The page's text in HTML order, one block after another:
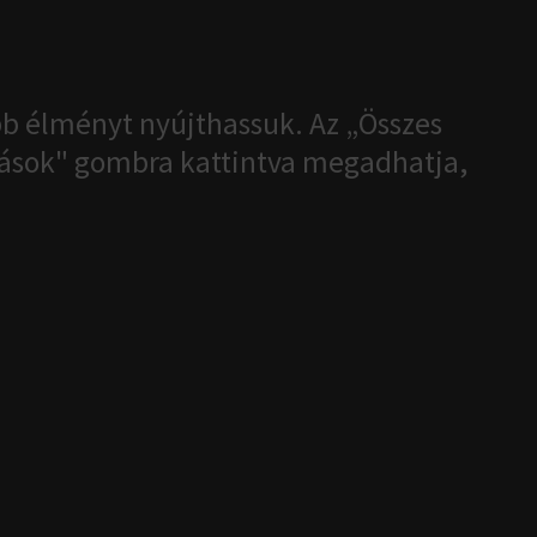
nyújthassuk. Az „Összes
gombra kattintva megadhatja,